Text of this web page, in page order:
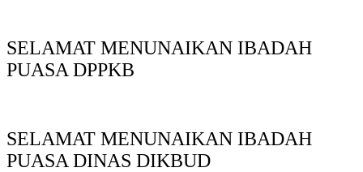
SELAMAT MENUNAIKAN IBADAH
PUASA DPPKB
SELAMAT MENUNAIKAN IBADAH
PUASA DINAS DIKBUD